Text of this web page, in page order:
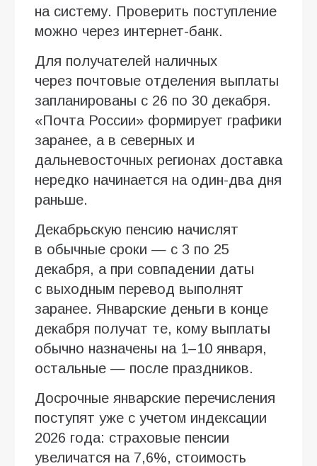
на систему. Проверить поступление
можно через интернет-банк.
Для получателей наличных
через почтовые отделения выплаты
запланированы с 26 по 30 декабря.
«Почта России» формирует графики
заранее, а в северных и
дальневосточных регионах доставка
нередко начинается на один-два дня
раньше.
Декабрьскую пенсию начислят
в обычные сроки — с 3 по 25
декабря, а при совпадении даты
с выходным перевод выполнят
заранее. Январские деньги в конце
декабря получат те, кому выплаты
обычно назначены на 1–10 января,
остальные — после праздников.
Досрочные январские перечисления
поступят уже с учетом индексации
2026 года: страховые пенсии
увеличатся на 7,6%, стоимость